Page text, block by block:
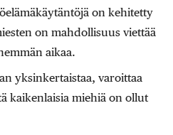
on kehitetty
on mahdollisuus viettää
aikaa.
yksinkertaistaa, varoittaa
kaikenlaisia miehiä on ollut